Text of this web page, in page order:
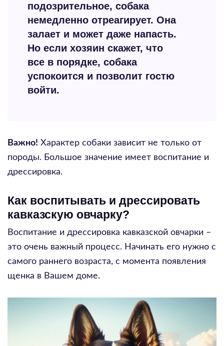
подозрительное, собака
немедленно отреагирует. Она
залает и может даже напасть.
Но если хозяин скажет, что
все в порядке, собака
успокоится и позволит гостю
войти.
Важно! Характер собаки зависит не только от
породы. Большое значение имеет воспитание и
дрессировка.
Как воспитывать и дрессировать
кавказскую овчарку?
Воспитание и дрессировка кавказской овчарки –
это очень важный процесс. Начинать его нужно с
самого раннего возраста, с момента появления
щенка в Вашем доме.